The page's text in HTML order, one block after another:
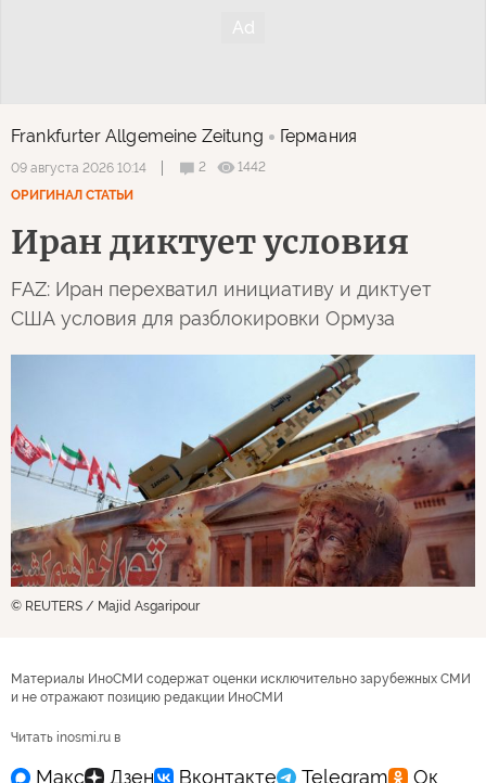
Frankfurter Allgemeine Zeitung Германия
09 августа 2026 10:14 2
1442
ОРИГИНАЛ СТАТЬИ
Иран диктует условия
FAZ: Иран перехватил инициативу и диктует
США условия для разблокировки Ормуза
© REUTERS / Majid Asgaripour
Материалы ИноСМИ содержат оценки исключительно зарубежных СМИ
и не отражают позицию редакции ИноСМИ
Читать inosmi.ru в